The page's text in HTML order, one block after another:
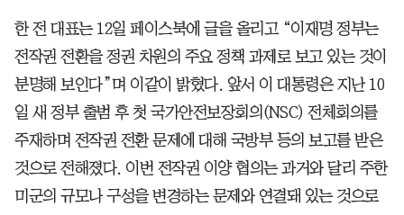
한 전 대표는 12일 페이스북에 글을 올리고 “이재명 정부는
전작권 전환을 정권 차원의 주요 정책 과제로 보고 있는 것이
분명해 보인다”며 이같이 밝혔다. 앞서 이 대통령은 지난 10
일 새 정부 출범 후 첫 국가안전보장회의(NSC) 전체회의를
주재하며 전작권 전환 문제에 대해 국방부 등의 보고를 받은
것으로 전해졌다. 이번 전작권 이양 협의는 과거와 달리 주한
미군의 규모나 구성을 변경하는 문제와 연결돼 있는 것으로